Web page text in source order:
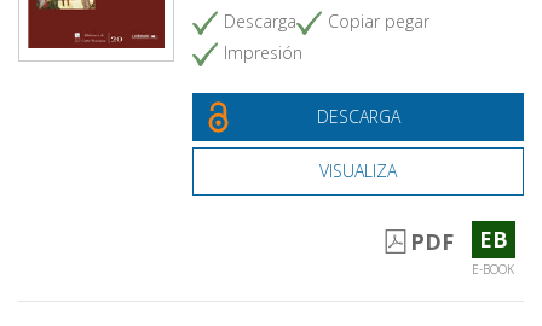
Descarga
Copiar pegar
Impresión
DESCARGA
VISUALIZA
PDF EB
E-BOOK